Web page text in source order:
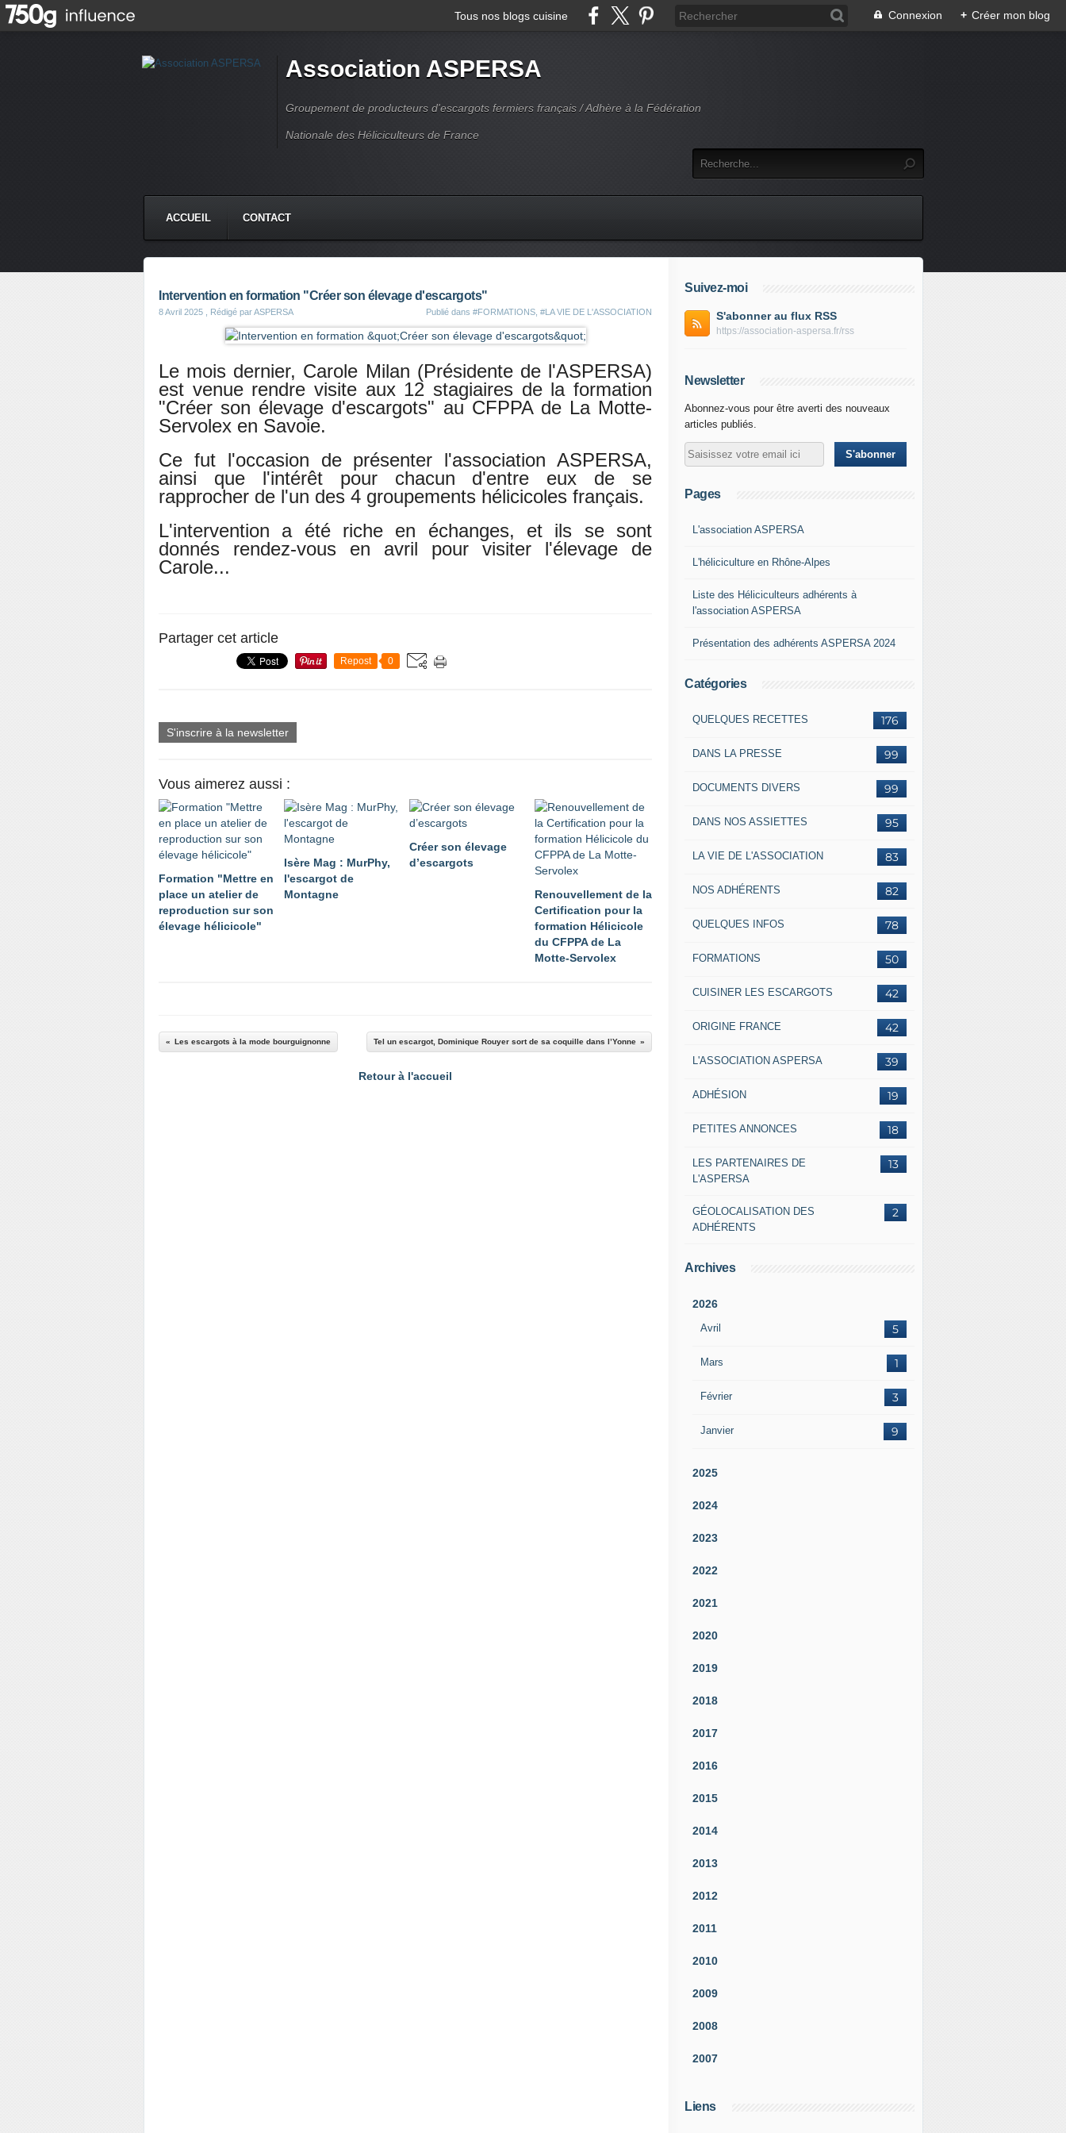
Tous nos blogs cuisine Connexion + Créer mon blog
Association ASPERSA
Groupement de producteurs d'escargots fermiers français / Adhère à la Fédération
Nationale des Héliciculteurs de France
ACCUEIL CONTACT
Intervention en formation "Créer son élevage d'escargots"
8 Avril 2025 , Rédigé par ASPERSA Publié dans #FORMATIONS #LA VIE DE L'ASSOCIATION
Le mois dernier, Carole Milan (Présidente de l'ASPERSA)
est venue rendre visite aux 12 stagiaires de la formation
"Créer son élevage d'escargots" au CFPPA de La Motte-
Servolex en Savoie.
Ce fut l'occasion de présenter l'association ASPERSA,
ainsi que l'intérêt pour chacun d'entre eux de se
rapprocher de l'un des 4 groupements hélicicoles français.
L'intervention a été riche en échanges, et ils se sont
donnés rendez-vous en avril pour visiter l'élevage de
Carole...
Partager cet article
Repost 0
S'inscrire à la newsletter
Vous aimerez aussi :
Formation "Mettre en
place un atelier de
reproduction sur son
élevage hélicicole"
Isère Mag : MurPhy,
l'escargot de
Montagne
Créer son élevage
d’escargots
Renouvellement de la
Certification pour la
formation Hélicicole
du CFPPA de La
Motte-Servolex
Les escargots à la mode bourguignonne Tel un escargot, Dominique Rouyer sort de sa coquille dans l’Yonne
Retour à l'accueil
Suivez-moi
S'abonner au flux RSS
https://association-aspersa.fr/rss
Newsletter
Abonnez-vous pour être averti des nouveaux
articles publiés.
Pages
L'association ASPERSA
L'héliciculture en Rhône-Alpes
Liste des Héliciculteurs adhérents à
l'association ASPERSA
Présentation des adhérents ASPERSA 2024
Catégories
176
QUELQUES RECETTES
99
DANS LA PRESSE
99
DOCUMENTS DIVERS
95
DANS NOS ASSIETTES
83
LA VIE DE L'ASSOCIATION
82
NOS ADHÉRENTS
78
QUELQUES INFOS
50
FORMATIONS
42
CUISINER LES ESCARGOTS
42
ORIGINE FRANCE
39
L'ASSOCIATION ASPERSA
19
ADHÉSION
18
PETITES ANNONCES
13
LES PARTENAIRES DE
L'ASPERSA
2
GÉOLOCALISATION DES
ADHÉRENTS
Archives
2026
Avril 5
Mars 1
Février 3
Janvier 9
2025
2024
2023
2022
2021
2020
2019
2018
2017
2016
2015
2014
2013
2012
2011
2010
2009
2008
2007
Liens